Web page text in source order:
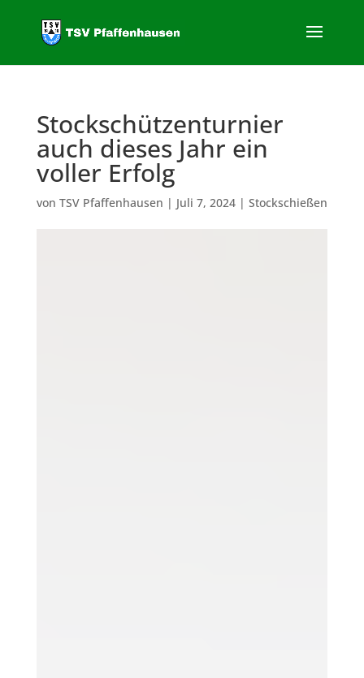
Stockschützenturnier
auch dieses Jahr ein
voller Erfolg
von TSV Pfaffenhausen | Juli 7, 2024| Stockschießen